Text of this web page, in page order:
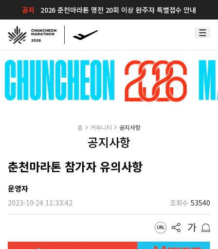
공지 2026 춘천마라톤 명전 20회 이상 완주자 특별접수 안내
홈 커뮤니티 공지사항
공지사항
춘천마라톤 참가자 유의사항
운영자
2023-10-24 11:33:42 조회수 53540